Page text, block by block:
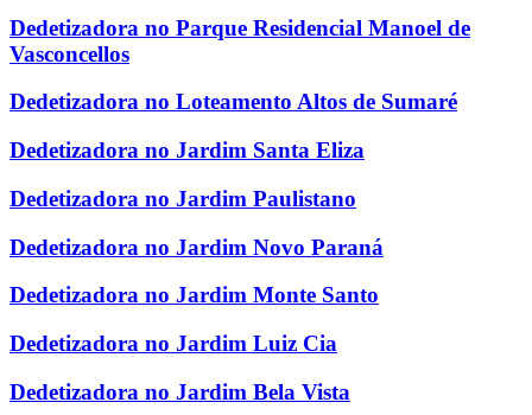
Dedetizadora no Parque Residencial Manoel de
Vasconcellos
Dedetizadora no Loteamento Altos de Sumaré
Dedetizadora no Jardim Santa Eliza
Dedetizadora no Jardim Paulistano
Dedetizadora no Jardim Novo Paraná
Dedetizadora no Jardim Monte Santo
Dedetizadora no Jardim Luiz Cia
Dedetizadora no Jardim Bela Vista